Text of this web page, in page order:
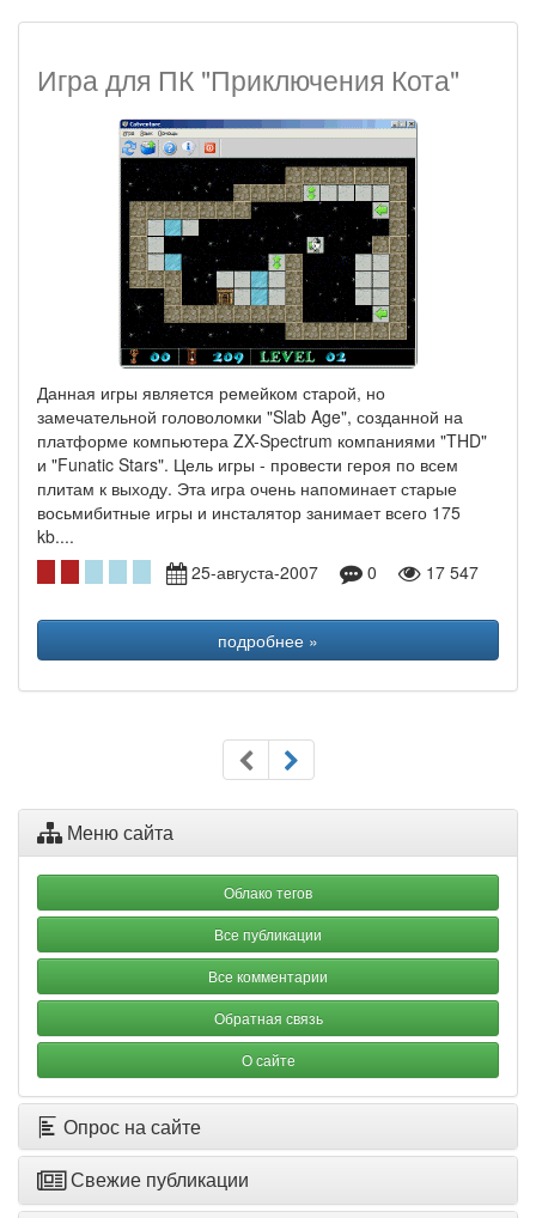
Игра для ПК "Приключения Кота"
Данная игры является ремейком старой, но
замечательной головоломки "Slab Age", созданной на
платформе компьютера ZX-Spectrum компаниями "THD"
и "Funatic Stars". Цель игры - провести героя по всем
плитам к выходу. Эта игра очень напоминает старые
восьмибитные игры и инсталятор занимает всего 175
kb....
25-августа-2007
0 17 547
подробнее »
Меню сайта
Облако тегов
Все публикации
Все комментарии
Обратная связь
О сайте
Опрос на сайте
Свежие публикации